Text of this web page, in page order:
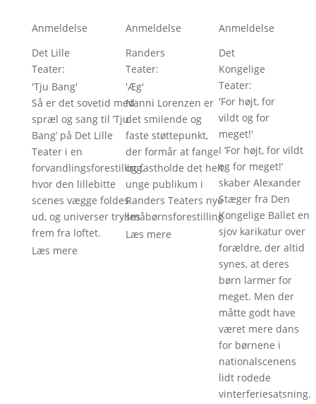
Anmeldelse
Det Lille
Teater:
'Tju Bang'
Så er det sovetid med
spræl og sang til ’Tju
Bang’ på Det Lille
Teater i en
forvandlingsforestilling,
hvor den lillebitte
scenes vægge foldes
ud, og universer trylles
frem fra loftet.
Læs mere
Anmeldelse
Randers
Teater:
'Æg'
Nanni Lorenzen er
det smilende og
faste støttepunkt,
der formår at fange
og fastholde det helt
unge publikum i
Randers Teaters nye
småbørnsforestilling
Læs mere
Anmeldelse
Det
Kongelige
Teater:
'For højt, for
vildt og for
meget!'
I ’For højt, for vildt
og for meget!’
skaber Alexander
Stæger fra Den
Kongelige Ballet en
sjov karikatur over
forældre, der altid
synes, at deres
børn larmer for
meget. Men der
måtte godt have
været mere dans
for børnene i
nationalscenens
lidt rodede
vinterferiesatsning.